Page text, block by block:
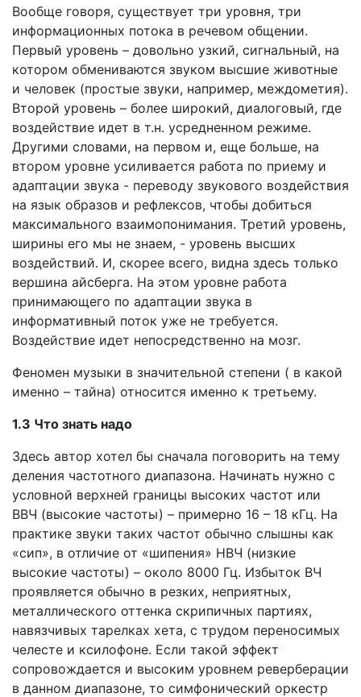
Вообще говоря, существует три уровня, три
информационных потока в речевом общении.
Первый уровень – довольно узкий, сигнальный, на
котором обмениваются звуком высшие животные
и человек (простые звуки, например, междометия).
Второй уровень – более широкий, диалоговый, где
воздействие идет в т.н. усредненном режиме.
Другими словами, на первом и, еще больше, на
втором уровне усиливается работа по приему и
адаптации звука - переводу звукового воздействия
на язык образов и рефлексов, чтобы добиться
максимального взаимопонимания. Третий уровень,
ширины его мы не знаем, - уровень высших
воздействий. И, скорее всего, видна здесь только
вершина айсберга. На этом уровне работа
принимающего по адаптации звука в
информативный поток уже не требуется.
Воздействие идет непосредственно на мозг.
Феномен музыки в значительной степени ( в какой
именно – тайна) относится именно к третьему.
1.3 Что знать надо
Здесь автор хотел бы сначала поговорить на тему
деления частотного диапазона. Начинать нужно с
условной верхней границы высоких частот или
ВВЧ (высокие частоты) – примерно 16 – 18 кГц. На
практике звуки таких частот обычно слышны как
«сип», в отличие от «шипения» НВЧ (низкие
высокие частоты) – около 8000 Гц. Избыток ВЧ
проявляется обычно в резких, неприятных,
металлического оттенка скрипичных партиях,
навязчивых тарелках хета, с трудом переносимых
челесте и ксилофоне. Если такой эффект
сопровождается и высоким уровнем реверберации
в данном диапазоне, то симфонический оркестр